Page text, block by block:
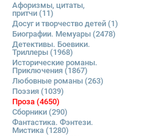
Афоризмы, цитаты,
притчи (11)
Досуг и творчество детей (1)
Биографии. Мемуары (2478)
Детективы. Боевики.
Триллеры (1968)
Исторические романы.
Приключения (1867)
Любовные романы (263)
Поэзия (1039)
Проза (4650)
Сборники (290)
Фантастика. Фэнтези.
Мистика (1280)